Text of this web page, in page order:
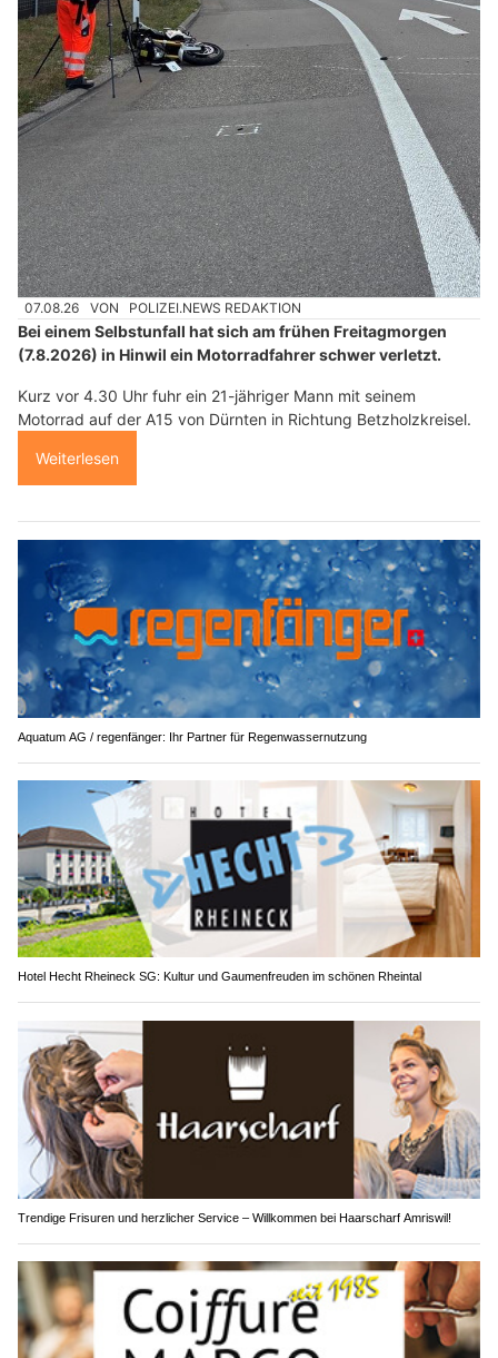
07.08.26 VON POLIZEI.NEWS REDAKTION
Bei einem Selbstunfall hat sich am frühen Freitagmorgen
(7.8.2026) in Hinwil ein Motorradfahrer schwer verletzt.
Kurz vor 4.30 Uhr fuhr ein 21-jähriger Mann mit seinem
Motorrad auf der A15 von Dürnten in Richtung Betzholzkreisel.
Weiterlesen
Aquatum AG / regenfänger: Ihr Partner für Regenwassernutzung
Hotel Hecht Rheineck SG: Kultur und Gaumenfreuden im schönen Rheintal
Trendige Frisuren und herzlicher Service – Willkommen bei Haarscharf Amriswil!